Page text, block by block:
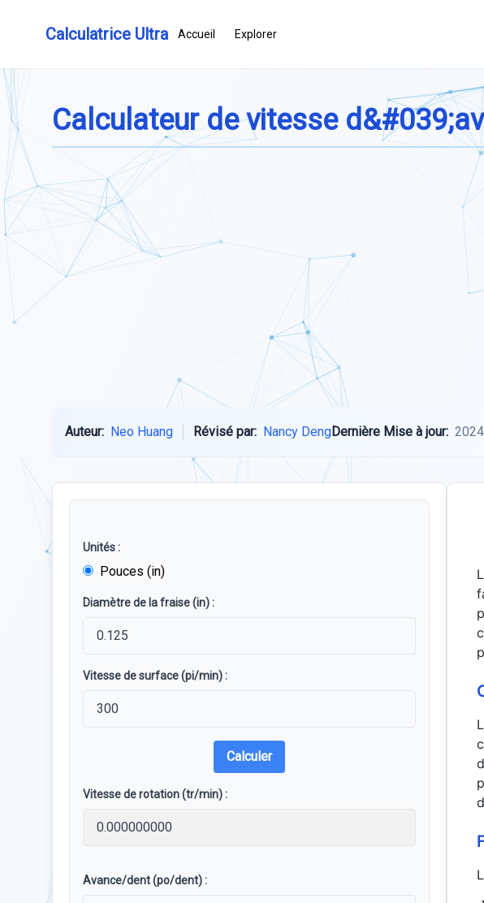
Calculatrice Ultra Accueil Explorer
Calculateur de vitesse
Auteur: Neo Huang Révisé par: Nancy DengDernière Mise à jour:
Unités :
Pouces (in)
Diamètre de la fraise (in) :
Vitesse de surface (pi/min) :
Calculer
Vitesse de rotation (tr/min) :
Avance/dent (po/dent) :